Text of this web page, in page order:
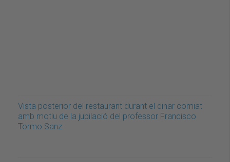
Vista posterior del restaurant durant el dinar comiat
amb motiu de la jubilació del professor Francisco
Tormo Sanz